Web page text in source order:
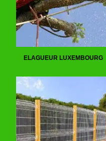
ELAGUEUR LUXEMBOURG